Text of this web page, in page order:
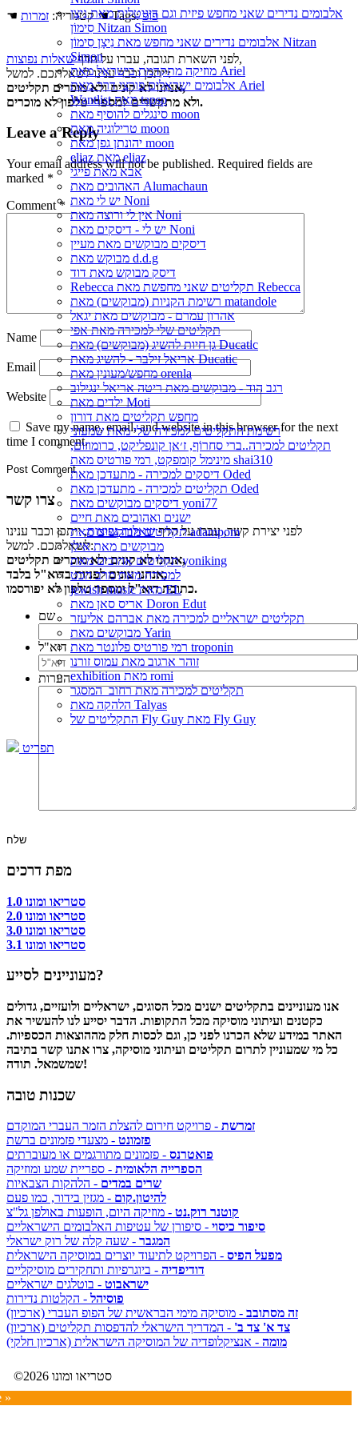
אלבומים נדירים שאני מחפש פיזית וגם דיגיטלית מאת נִיצָן
סִימוֹן Nitzan Simon
אלבומים נדירים שאני מחפש מאת נִיצָן סִימוֹן Nitzan
Simon
מוזיקה מתקדמת בישראל מאת Ariel
אלבומים ישראלים פורצי דרך מאת Ariel
Wantlist מאת tapsp
סינגלים להוסיף מאת moon
טרילוגיה מאת moon
יהונתן גפן מאת moon
eliaz מאת eliaz
אבא מאת פייגי
האהובים מאת Alumachaun
יש לי מאת Noni
אין לי ורוצה מאת Noni
יש לי - דיסקים מאת Noni
דיסקים מבוקשים מאת מעיין
מבוקש מאת d.d.g
דיסק מבוקש מאת דוד
Rebecca תקליטים שאני מחפשת מאת Rebecca
רשימת הקניות (מבוקשים) מאת matandole
אהרון עמרם - מבוקשים מאת יגאל
תקליטים שלי למכירה מאת אפי
גן חיות להשיג (מבוקשים) מאת Ducatic
אריאל זילבר - להשיג מאת Ducatic
מחפש/מעונין מאת orenla
רגב הוד - מבוקשים מאת ריטה אריאל ינגילוב
ילדים מאת Moti
מחפש תקליטים מאת דורון
רשימת התקליטים למכירה שלי מאת שמעוני
תקליטים למכירה..ברי סחרוֹף, ז׳אן קונפליקט, כרומוזום,
מינימל קומפקט, רמי פורטיס מאת shai310
דיסקים למכירה - מתעדכן מאת Oded
תקליטים למכירה - מתעדכן מאת Oded
דיסקים מבוקשים מאת yoni77
ישנים ואהובים מאת חיים
תקליטים מבוקשים מאת adampom
מבוקשים מאת אילן
תקליטים אהובים מאת yoniking
למכירה מאת מרב הכט
jewish music מאת EL
אריס סאן מאת Doron Edut
תקליטים ישראליים למכירה מאת אברהם אליעזר
מבוקשים מאת Yarin
רמי פורטיס פלונטר מאת troponin
זוהר ארגוב מאת עמוס זורנו
exhibition מאת romi
תקליטים למכירה מאת רחוב_המסגר
הלהקה מאת Talyas
התקליטים של Fly Guy מאת Fly Guy
תפריט
☚ קטגוריה: זמרות ☚ Tags:פופ
לפני השארת תגובה, עברו על הדףשאלות נפוצות
,
ייתכן וכבר ענינו לשאלתכם. למשל:
אנחנו לא קונים ולא מוכרים תקליטים,
ולא מתקשרים למספרי טלפון לא מוכרים.
Leave a Reply
Your email address will not be published. Required fields are
marked *
Comment*
Name
Email
Website
Save my name, email, and website in this browser for the next
time I comment.
צרו קשר
לפני יצירת קשר, עברו על הדףשאלות נפוצות, ייתכן וכבר ענינו
לשאלתכם. למשל:
אנחנו לא קונים ולא מוכרים תקליטים,
אנחנו עונים לפניות בדוא"ל בלבד,
כתובת דוא"ל ומספר טלפון לא יפורסמו.
שם
דוא"ל
הערות
מפת דרכים
סטריאו ומונו 1.0
סטריאו ומונו 2.0
סטריאו ומונו 3.0
סטריאו ומונו 3.1
מעוניינים לסייע?
אנו מעוניינים בתקליטים ישנים מכל הסוגים, ישראליים ולועזיים, גדולים
כקטנים ועיתוני מוסיקה מכל התקופות. הדבר יסייע לנו להעשיר את
האתר במידע שלא הכרנו לפני כן, וגם לכסות חלק מההוצאות הכספיות.
כל מי שמעוניין לתרום תקליטים ועיתוני מוסיקה, צרו אתנו קשר בתיבה
שמשמאל. תודה!
שכנות טובה
זמרשת - פרויקט חירום להצלת הזמר העברי המוקדם
פזמונט - מצעדי פזמונים ברשת
פואטרנס - פזמונים מתורגמים או מעוברתים
הספרייה הלאומית - ספריית שמע ומוזיקה
שרים במדים - הלהקות הצבאיות
להיטון.קום - מגזין בידור, כמו פעם
קוטנר רוק.נט - מוזיקה היום, הופעות באולפן גל"צ
סיפור כיסוי - סיפורן של עטיפות האלבומים הישראליים
המגבר - שעה קלה של רוק ישראלי
מפעל הפיס - הפרויקט לתיעוד יוצרים במוסיקה הישראלית
דודיפדיה - ביוגרפיות ותחקירים מוסיקליים
ישראבוט - בוטלגים ישראליים
פוסיהל - הקלטות נדירות
זה מסתובב - מוסיקה מימי הבראשית של הפופ העברי (ארכיון)
צד א' צד ב' - המדריך הישראלי להדפסות תקליטים (ארכיון)
מומה - אנציקלופדיה של המוסיקה הישראלית (ארכיון חלקי)
©2026 סטריאו ומונו
»